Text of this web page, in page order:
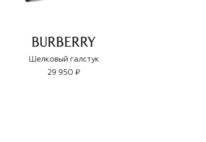
Шелковый галстук
29 950 ₽